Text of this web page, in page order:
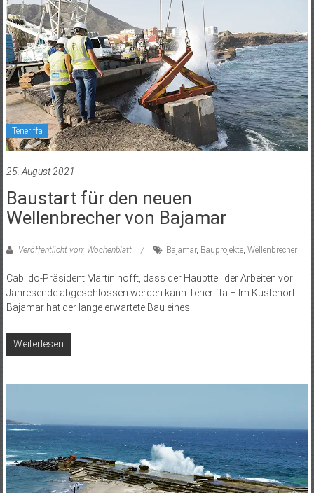
Teneriffa
25. August 2021
Baustart für den neuen
Wellenbrecher von Bajamar
Veröffentlicht von: Wochenblatt Bajamar, Bauprojekte, Wellenbrecher
Cabildo-Präsident Martín hofft, dass der Hauptteil der Arbeiten vor
Jahresende abgeschlossen werden kann Teneriffa – Im Küstenort
Bajamar hat der lange erwartete Bau eines
Weiterlesen